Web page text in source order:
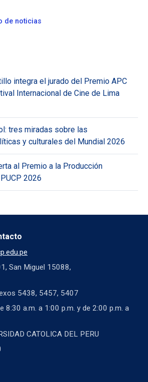
de noticias
integra el jurado del Premio APC
Internacional de Cine de Lima
tres miradas sobre las
y culturales del Mundial 2026
al Premio a la Producción
2026
San Miguel 15088,
5438, 5457, 5407
8:30 a.m. a 1:00 p.m. y de 2:00 p.m. a
CATOLICA DEL PERU